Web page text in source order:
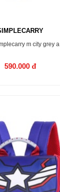
m city grey a
590.000 đ